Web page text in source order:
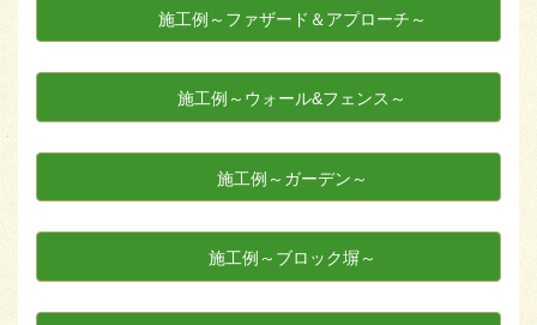
施工例～ファザード＆アプローチ～
施工例～ウォール&フェンス～
施工例～ガーデン～
施工例～ブロック塀～